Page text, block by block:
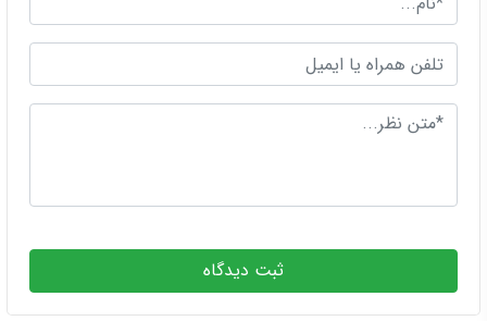
ثبت دیدگاه